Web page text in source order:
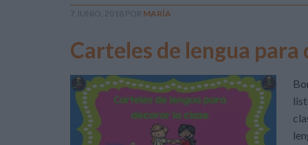
7 JUNIO, 2018 POR MARÍA
Carteles de lengua para